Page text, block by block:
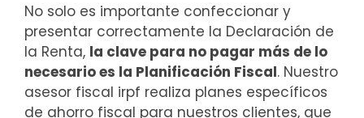
No solo es importante confeccionar y
presentar correctamente la Declaración de
la Renta, la clave para no pagar más de lo
necesario es la Planificación Fiscal. Nuestro
asesor fiscal irpf realiza planes específicos
de ahorro fiscal para nuestros clientes, que